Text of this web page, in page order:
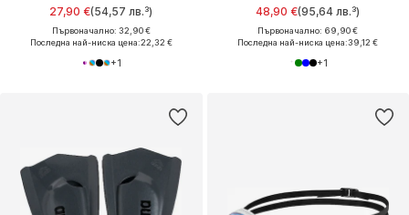
27,90 €(54,57 лв.³)
Първоначално: 32,90 €
Последна най-ниска цена:22,32 €
+1
48,90 €(95,64 лв.³)
Първоначално: 69,90 €
Последна най-ниска цена:39,12 €
+1